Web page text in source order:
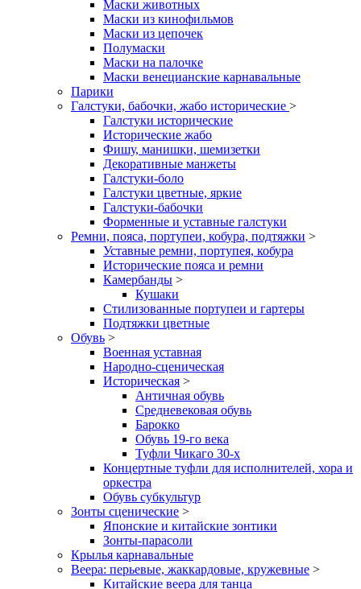
Маски животных
Маски из кинофильмов
Маски из цепочек
Полумаски
Маски на палочке
Маски венецианские карнавальные
Парики
Галстуки, бабочки, жабо исторические >
Галстуки исторические
Исторические жабо
Фишу, манишки, шемизетки
Декоративные манжеты
Галстуки-боло
Галстуки цветные, яркие
Галстуки-бабочки
Форменные и уставные галстуки
Ремни, пояса, портупеи, кобура, подтяжки >
Уставные ремни, портупея, кобура
Исторические пояса и ремни
Камербанды >
Кушаки
Стилизованные портупеи и гартеры
Подтяжки цветные
Обувь >
Военная уставная
Народно-сценическая
Историческая >
Античная обувь
Средневековая обувь
Барокко
Обувь 19-го века
Туфли Чикаго 30-х
Концертные туфли для исполнителей, хора и
оркестра
Обувь субкультур
Зонты сценические >
Японские и китайские зонтики
Зонты-парасоли
Крылья карнавальные
Веера: перьевые, жаккардовые, кружевные >
Китайские веера для танца